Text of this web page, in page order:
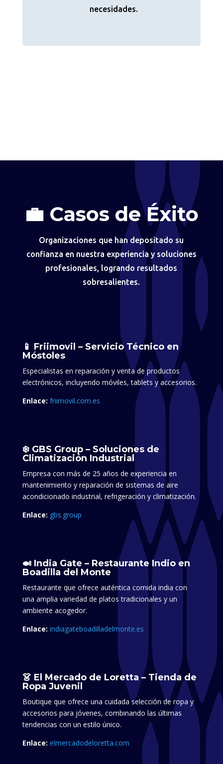
necesidades.
💼 Casos de Éxito
Organizaciones que han depositado su
confianza en nuestra experiencia y soluciones
profesionales, logrando resultados
sobresalientes.
📱 Friimovil – Servicio Técnico en
Móstoles
Especialistas en reparación y venta de productos
electrónicos, incluyendo móviles, tablets y accesorios.​
Enlace: friimovil.com.es
❄️ GBS Group – Soluciones de
Climatización Industrial
Empresa con más de 25 años de experiencia en
mantenimiento y reparación de sistemas de aire
acondicionado industrial, refrigeración y climatización.​
Enlace: gbs.group
🍛 India Gate – Restaurante Indio en
Boadilla del Monte
Restaurante que ofrece auténtica comida india con
una amplia variedad de platos tradicionales y un
ambiente acogedor.
Enlace: indiagateboadilladelmonte.es
👗 El Mercado de Loretta – Tienda de
Ropa Juvenil
Boutique que ofrece una cuidada selección de ropa y
accesorios para jóvenes, combinando las últimas
tendencias con un estilo único.
Enlace: elmercadodeloretta.com